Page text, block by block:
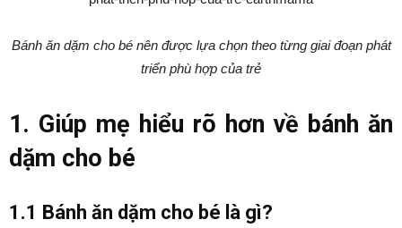
Bánh ăn dặm cho bé nên được lựa chọn theo từng giai đoạn phát
triển phù hợp của trẻ
1. Giúp mẹ hiểu rõ hơn về bánh ăn
dặm cho bé
1.1 Bánh ăn dặm cho bé là gì?